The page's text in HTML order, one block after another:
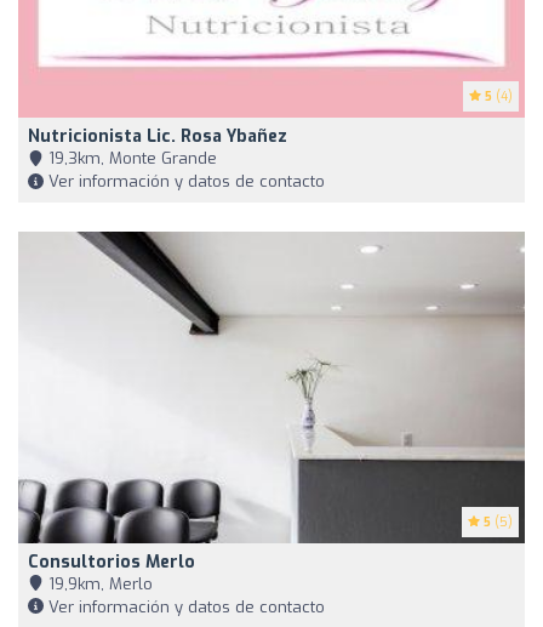
5 (4)
Nutricionista Lic. Rosa Ybañez
19,3km, Monte Grande
Ver información y datos de contacto
5 (5)
Consultorios Merlo
19,9km, Merlo
Ver información y datos de contacto